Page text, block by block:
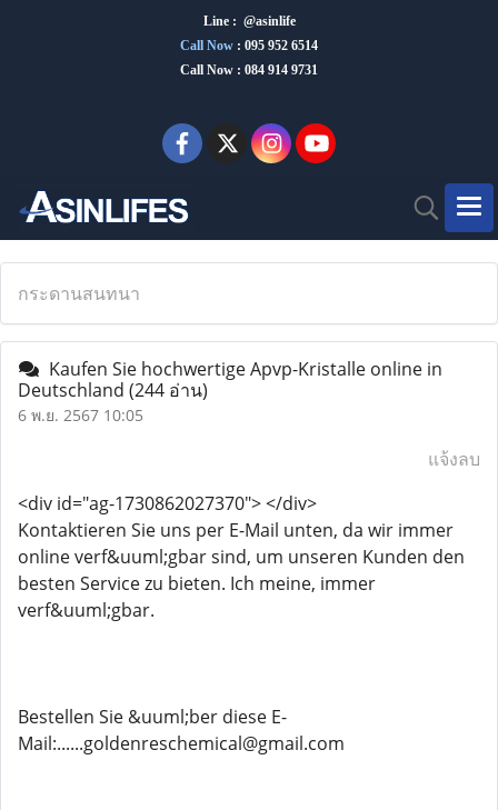
Line : @asinlife
Call Now : 095 952 6514
Call Now : 084 914 9731
กระดานสนทนา
Kaufen Sie hochwertige Apvp-Kristalle online in
Deutschland (244 อ่าน)
6 พ.ย. 2567 10:05
แจ้งลบ
<div id="ag-1730862027370"> </div>
Kontaktieren Sie uns per E-Mail unten, da wir immer
online verf&uuml;gbar sind, um unseren Kunden den
besten Service zu bieten. Ich meine, immer
verf&uuml;gbar.
Bestellen Sie &uuml;ber diese E-
Mail:......goldenreschemical@gmail.com